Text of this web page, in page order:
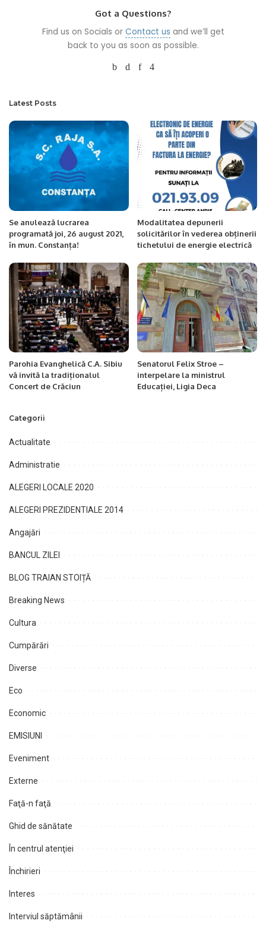
Got a Questions?
Find us on Socials or Contact us and we’ll get
back to you as soon as possible.
Latest Posts
Se anulează lucrarea
programată joi, 26 august 2021,
în mun. Constanța!
Modalitatea depunerii
solicitărilor în vederea obținerii
tichetului de energie electrică
Parohia Evanghelică C.A. Sibiu
vă invită la tradiționalul
Concert de Crăciun
Senatorul Felix Stroe –
interpelare la ministrul
Educației, Ligia Deca
Categorii
Actualitate
Administratie
ALEGERI LOCALE 2020
ALEGERI PREZIDENTIALE 2014
Angajări
BANCUL ZILEI
BLOG TRAIAN STOIȚĂ
Breaking News
Cultura
Cumpărări
Diverse
Eco
Economic
EMISIUNI
Eveniment
Externe
Faţă-n faţă
Ghid de sănătate
În centrul atenţiei
Închirieri
Interes
Interviul săptămânii